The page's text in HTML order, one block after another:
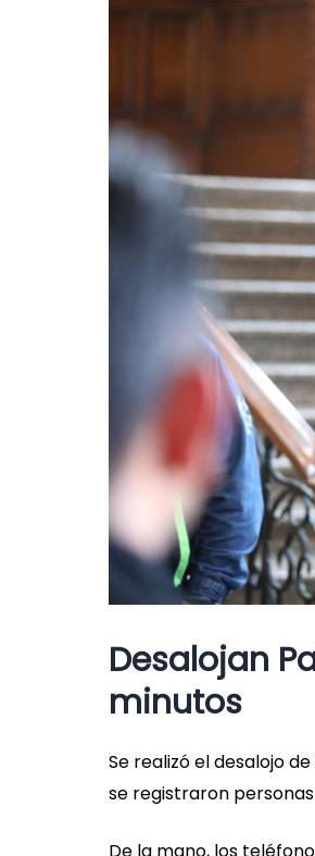
Desalojan
minutos
Se realizó el desalojo de
se registraron